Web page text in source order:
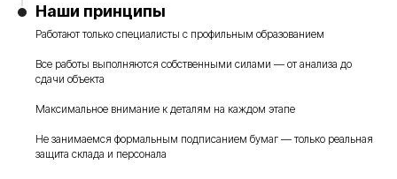
Наши принципы
Работают только специалисты с профильным образованием
Все работы выполняются собственными силами — от анализа до
сдачи объекта
Максимальное внимание к деталям на каждом этапе
Не занимаемся формальным подписанием бумаг — только реальная
защита склада и персонала
01
систем противопожарной
зарабатываем
оборудования.